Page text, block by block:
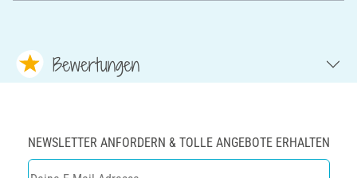
Bewertungen
NEWSLETTER ANFORDERN & TOLLE ANGEBOTE ERHALTEN